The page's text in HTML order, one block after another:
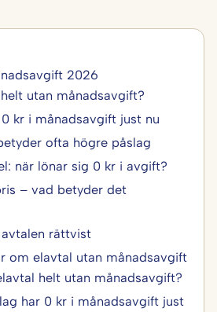
2026
utan månadsavgift?
kr i månadsavgift just nu
ofta högre påslag
när lönar sig 0 kr i avgift?
– vad betyder det
rättvist
om elavtal utan månadsavgift
helt utan månadsavgift?
har 0 kr i månadsavgift just